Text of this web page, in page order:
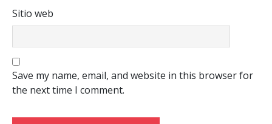
Sitio web
Save my name, email, and website in this browser for
the next time I comment.